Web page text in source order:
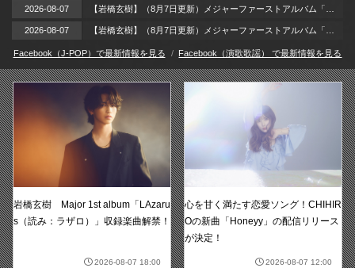
2026-08-07
2026-08-07
Facebook（J-POP）で最新情報を見る Facebook（演歌歌謡） で最新情報を見る
岩橋玄樹 Major 1st album「LAzaru
s（読み：ラザロ）」収録楽曲解禁！
2026-08-07 18:00
心を甘く満たす恋愛ソング！CHIHIR
Oの新曲「Honeyy」の配信リリース
が決定！
2026-08-07 12:00